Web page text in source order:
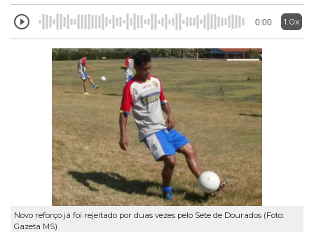
0:00 1.0x
Novo reforço já foi rejeitado por duas vezes pelo Sete de Dourados (Foto:
Gazeta MS)